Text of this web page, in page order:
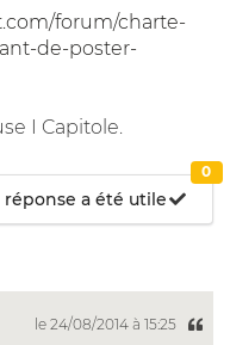
forum/charte-
de-poster-
I Capitole.
réponse a été utile
0
le 24/08/2014 à 15:25